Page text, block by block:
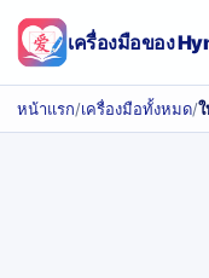
เครื่องมือของ
หน้าแรก/เครื่องมือทั้งหมด/